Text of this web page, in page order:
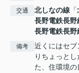
交通 北しなの線 「
長野電鉄長野
長野電鉄長野
備考
近くにはセ
りちょっと
た、住環境